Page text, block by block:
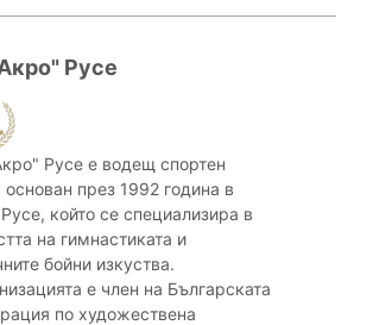
Русе
Русе е водещ спортен
основан през 1992 година в
който се специализира в
на гимнастиката и
бойни изкуства.
е член на Българската
по художествена